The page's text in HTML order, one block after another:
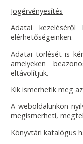
Jogérvényesítés
Adatai
elérhetőségeinken.
Adatai törlését is
amelyeken
eltávolítjuk.
Kik ismerhetik meg
A weboldalunkon
megismerheti,
Könyvtári katalógus